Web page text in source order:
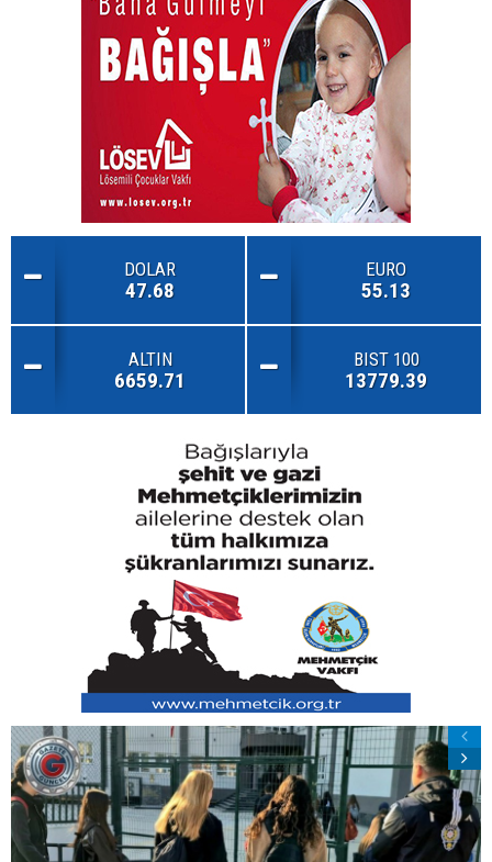
DOLAR
47.68
EURO
55.13
ALTIN
6659.71
BIST 100
13779.39